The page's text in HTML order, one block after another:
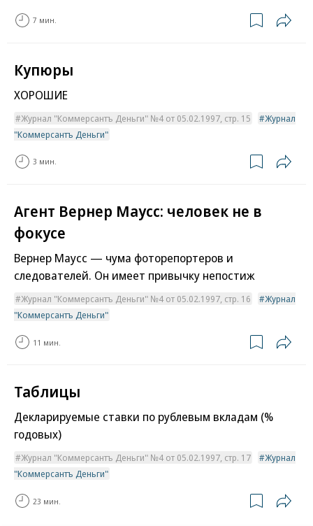
7 мин.
Купюры
ХОРОШИЕ
Журнал "Коммерсантъ Деньги" №4 от 05.02.1997, стр. 15
Журнал
"Коммерсантъ Деньги"
3 мин.
Агент Вернер Маусс: человек не в
фокусе
Вернер Маусс — чума фоторепортеров и
следователей. Он имеет привычку непостиж
Журнал "Коммерсантъ Деньги" №4 от 05.02.1997, стр. 16
Журнал
"Коммерсантъ Деньги"
11 мин.
Таблицы
Декларируемые ставки по рублевым вкладам (%
годовых)
Журнал "Коммерсантъ Деньги" №4 от 05.02.1997, стр. 17
Журнал
"Коммерсантъ Деньги"
23 мин.